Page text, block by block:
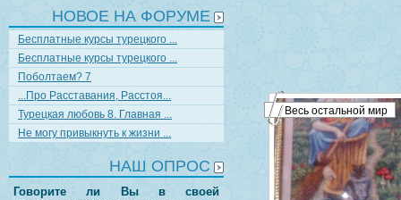
НОВОЕ НА ФОРУМЕ
Бесплатные курсы турецкого ...
Бесплатные курсы турецкого ...
Поболтаем? 7
...Про Расставания, Расстоя...
Турецкая любовь 8. Главная ...
Не могу привыкнуть к жизни ...
НАШ ОПРОС
Говорите ли Вы в своей
Весь остальной мир